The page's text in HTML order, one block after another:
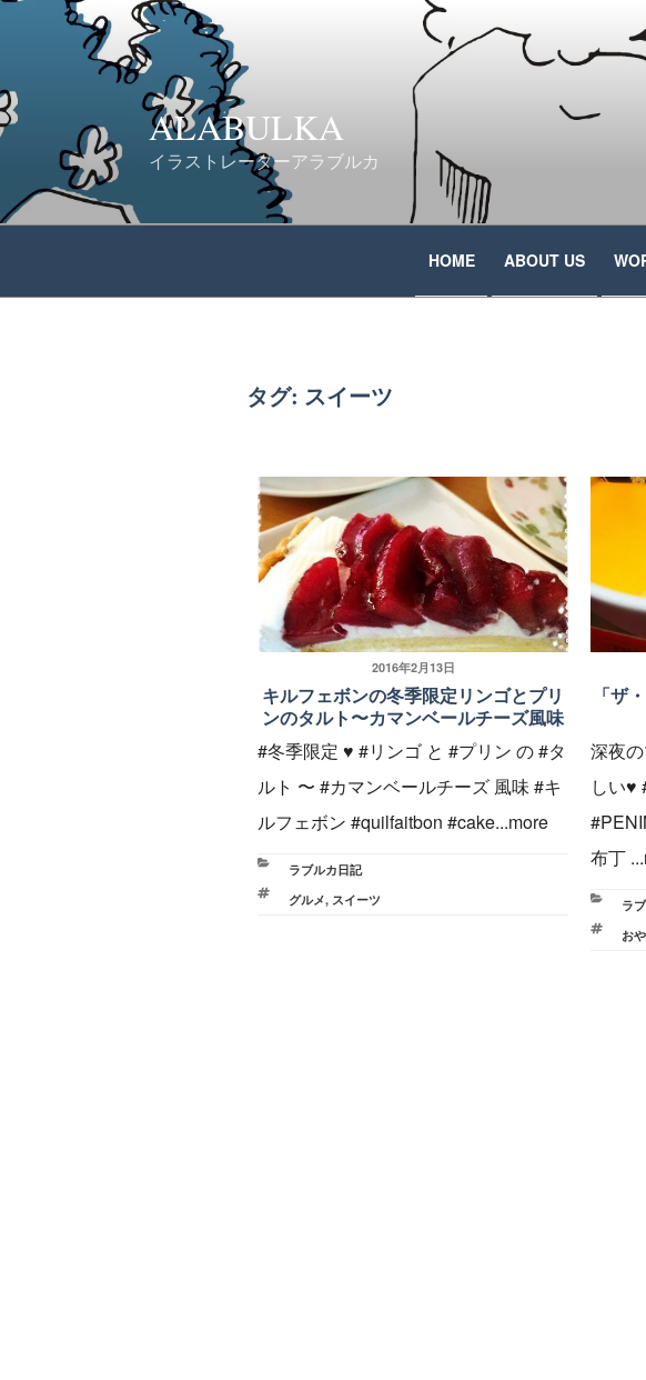
テ
ツ
ALABULKA
イラストレーターアラブルカ
HOME ABOUT US
タグ: スイーツ
投
稿
日:
2016年2月13日
キルフェボンの冬季限定リンゴとプリ
ンのタルト〜カマンベールチーズ風味
#冬季限定 ♥︎ #リンゴ と #プリン の #タ
ルト 〜 #カマンベールチーズ 風味 #キ
ルフェボン #quilfaitbon #cake...more
カ
テ
ラブルカ日記
タ
グルメ, スイーツ
「ザ
深夜
しい♥︎
布丁
カ
テ
ラ
タ
お